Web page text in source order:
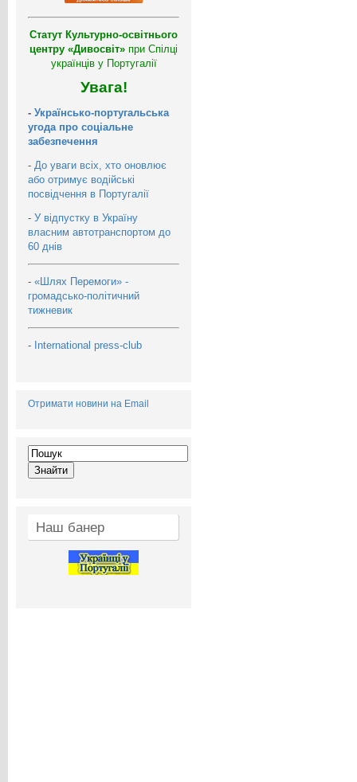
Статут Культурно-освітнього
центру «Дивосвіт» при Спілці
українців у Португалії
Увага!
- Українсько-португальська
угода про соціальне
забезпечення
- До уваги всіх, хто оновлює
або отримує водійські
посвідчення в Португалії
- У відпустку в Україну
власним автотранспортом до
60 днів
- «Шлях Перемоги» -
громадсько-політичний
тижневик
- International press-club
Отримати новини на Email
Наш банер